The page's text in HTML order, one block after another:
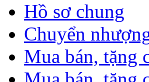
Hồ sơ chung
Chuyển
Mua bán, tặng